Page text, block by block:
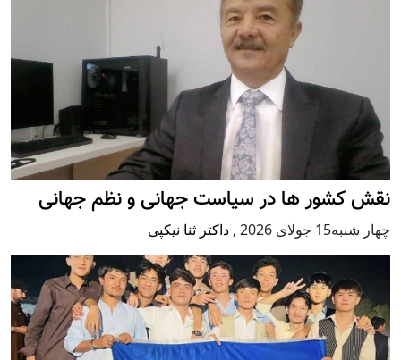
نقش کشور ها در سیاست جهانی و نظم جهانی
چهار شنبه15 جولای 2026 , داکتر ثنا نیکپی